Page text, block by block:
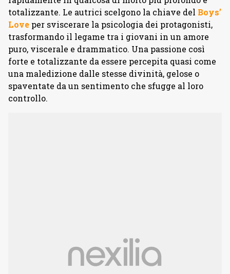
totalizzante. Le autrici scelgono la chiave del Boys’
Love per sviscerare la psicologia dei protagonisti,
trasformando il legame tra i giovani in un amore
puro, viscerale e drammatico. Una passione così
forte e totalizzante da essere percepita quasi come
una maledizione dalle stesse divinità, gelose o
spaventate da un sentimento che sfugge al loro
controllo.